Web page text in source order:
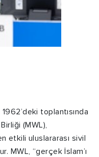
toplantısında
(MWL),
etkili uluslararası sivil
MWL, “gerçek İslam’ı